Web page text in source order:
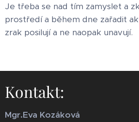
Je třeba se nad tím zamyslet a
prostředí a během dne zařadit
zrak posilují a ne naopak unavují.
Kontakt:
Mgr.Eva Kozáková